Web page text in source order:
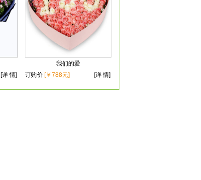
[详 情]
我们的爱
订购价[￥788元] [详 情]